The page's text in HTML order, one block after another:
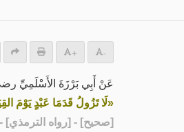
+ -
عَنْ أَبِي بَرْزَةَ الأَسْلَمِيِّ
«لَا تَزُولُ قَدَمَا عَبْدٍ يَوْمَ
[صحيح] - [رواه الترمذي] -